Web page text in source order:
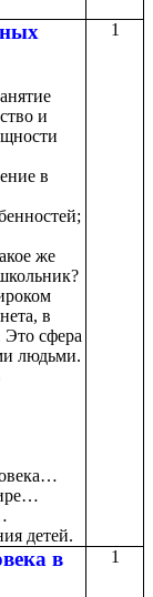
и
в
же
в
Это сфера
людьми.
детей.
1
в
1